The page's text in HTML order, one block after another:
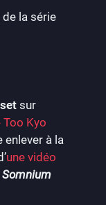
la série
sur
Kyo
enlever à la
une vidéo
Somnium